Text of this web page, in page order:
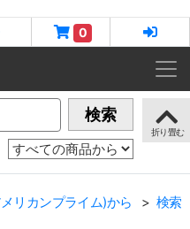
0
検索
リカンプライム)から 検索